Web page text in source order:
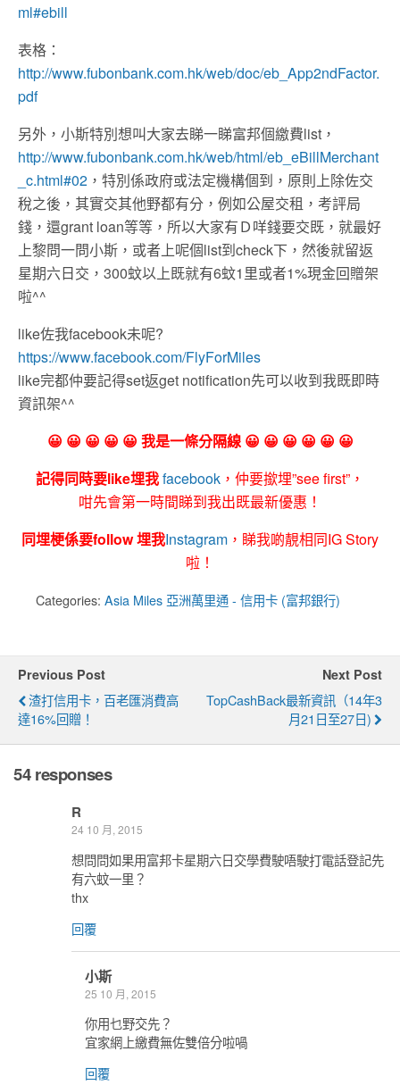
ml#ebill
表格：
http://www.fubonbank.com.hk/web/doc/eb_App2ndFactor.
pdf
另外，小斯特別想叫大家去睇一睇富邦個繳費list，
http://www.fubonbank.com.hk/web/html/eb_eBillMerchant
_c.html#02 ，特別係政府或法定機構個到，原則上除佐交
稅之後，其實交其他野都有分，例如公屋交租，考評局
錢，還grant loan等等，所以大家有Ｄ咩錢要交既，就最好
上黎問一問小斯，或者上呢個list到check下，然後就留返
星期六日交，300蚊以上既就有6蚊1里或者1%現金回贈架
啦^^
like佐我facebook未呢?
https://www.facebook.com/FlyForMiles
like完都仲要記得set返get notification先可以收到我既即時
資訊架^^
😀 😀 😀 😀 😀 我是一條分隔線 😀 😀 😀 😀 😀 😀
記得同時要like埋我facebook ，仲要撳埋”see first”，
咁先會第一時間睇到我出既最新優惠！
同埋梗係要follow 埋我Instagram ，睇我啲靚相同IG Story
啦！
Categories: Asia Miles 亞洲萬里通 - 信用卡 (富邦銀行)
Previous Post
渣打信用卡，百老匯消費高
達16%回贈！
Next Post
TopCashBack最新資訊（14年3
月21日至27日)
54 responses
R
24 10 月, 2015
想問問如果用富邦卡星期六日交學費駛唔駛打電話登記先
有六蚊一里？
thx
回覆
小斯
25 10 月, 2015
你用乜野交先？
宜家網上繳費無佐雙倍分啦喎
回覆